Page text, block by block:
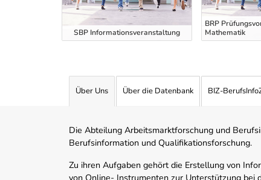
SBP Informationsveranstaltung
BRP
Mathematik
Über Uns Über die Datenbank BIZ-
Die Abteilung Arbeitsmarktforschung und
Berufsinformation und Qualifikationsforschung.
Zu ihren Aufgaben gehört die Erstellung von